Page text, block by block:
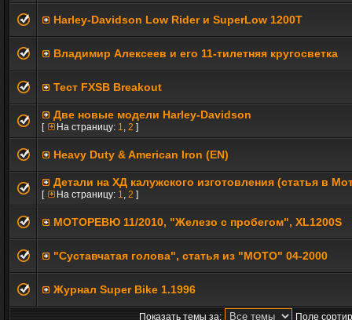
Harley-Davidson Low Rider и SuperLow 1200T
Владимир Алексеев и его 11-тилетняя кругосветка
Тест FXSB Breakout
Две новые модели Harley-Davidson
[ На страницу: 1, 2 ]
Heavy Duty & American Iron (EN)
Детали на ХД калужского изготовления (статья в
[ На страницу: 1, 2 ]
МОТОРЕВЮ 11/2010, "Железо с пробегом", XL1200S
"Суставчатая голова", статья из "МОТО" 04-2000
Журнал Super Bike 1.1996
Показать темы за:
Поле